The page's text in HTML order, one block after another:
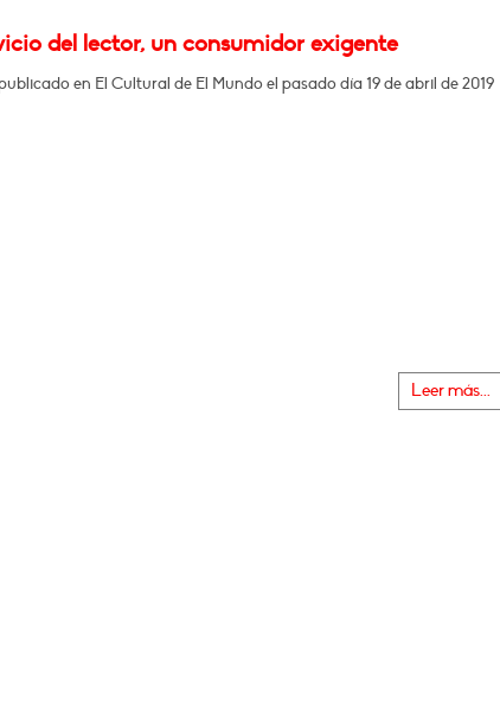
del lector, un consumidor exigente
en El Cultural de El Mundo el pasado día 19 de abril de 2019
Leer más...